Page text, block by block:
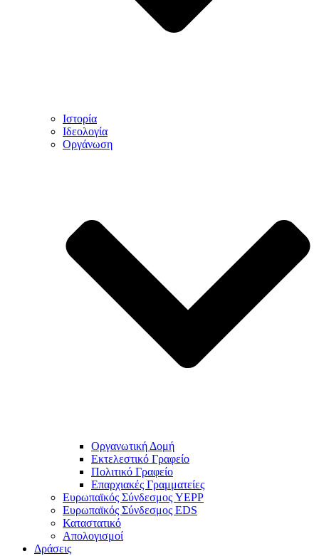
Ιστορία
Ιδεολογία
Οργάνωση
Οργανωτική Δομή
Εκτελεστικό Γραφείο
Πολιτικό Γραφείο
Επαρχιακές Γραμματείες
Ευρωπαϊκός Σύνδεσμος YEPP
Ευρωπαϊκός Σύνδεσμος EDS
Καταστατικό
Απολογισμοί
Δράσεις